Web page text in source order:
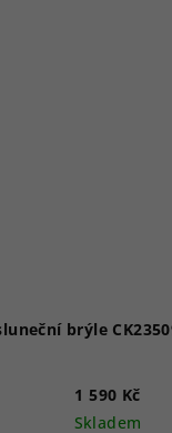
1 590 Kč
Skladem